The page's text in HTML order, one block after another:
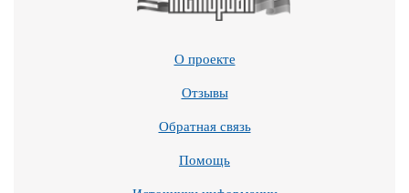
О проекте
Отзывы
Обратная связь
Помощь